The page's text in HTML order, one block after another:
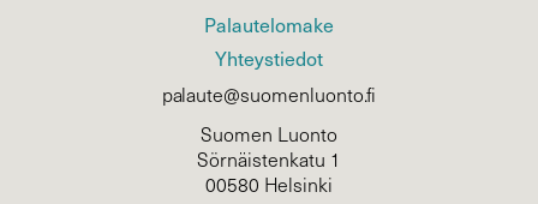
Palautelomake
Yhteystiedot
palaute@suomenluonto.fi
Suomen Luonto
Sörnäistenkatu 1
00580 Helsinki